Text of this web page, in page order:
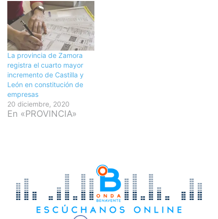
La provincia de Zamora
registra el cuarto mayor
incremento de Castilla y
León en constitución de
empresas
20 diciembre, 2020
En «PROVINCIA»